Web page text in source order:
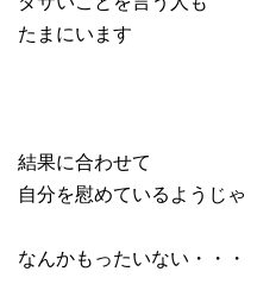
たまにいます
結果に合わせて
自分を慰めているようじゃ
なんかもったいない・・・